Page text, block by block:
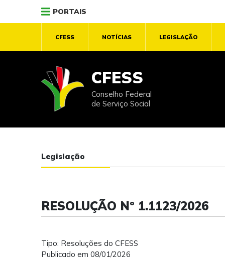
PORTAIS
CFESS NOTÍCIAS LEGISLAÇÃO
CFESS
Conselho Federal
de Serviço Social
Legislação
RESOLUÇÃO Nº 1.1123/2026
Tipo: Resoluções do CFESS
Publicado em 08/01/2026